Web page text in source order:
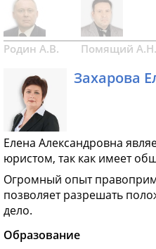
Родин А.В. Помящий А.Н.
Захарова
Елена Александровна
юристом, так как имеет
Огромный опыт
позволяет разрешать
дело.
Образование